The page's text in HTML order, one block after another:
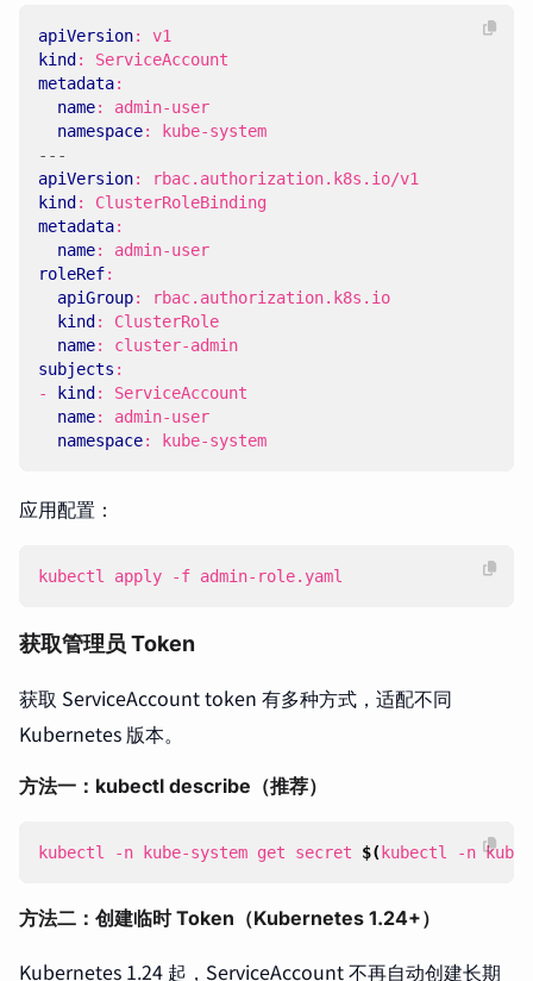
apiVersion:
v1
kind :
ServiceAccount
metadata:
name:
admin-user
namespace:
kube-system
---
apiVersion:
rbac.authorization.k8s.io/v1
kind :
ClusterRoleBinding
metadata:
name:
admin-user
roleRef:
apiGroup:
rbac.authorization.k8s.io
kind :
ClusterRole
name:
cluster-admin
subjects :
-
kind :
ServiceAccount
name:
admin-user
namespace: kube-system
应用配置：
kubectl apply -f admin-role.yaml
获取管理员 Token
获取 ServiceAccount token 有多种方式，适配不同
Kubernetes 版本。
方法一：kubectl describe（推荐）
kubectl -n kube-system get secret $( kubectl -n
方法二：创建临时 Token（Kubernetes 1.24+）
Kubernetes 1.24 起，ServiceAccount 不再自动创建长期